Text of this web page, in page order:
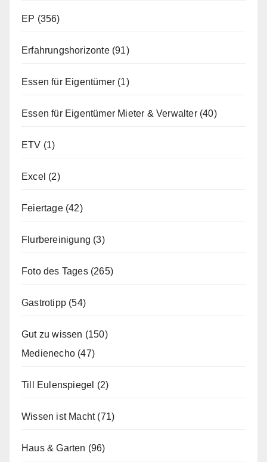
EP (356)
Erfahrungshorizonte(91)
Essen für Eigentümer (1)
Essen für Eigentümer Mieter & Verwalter(40)
ETV (1)
Excel (2)
Feiertage(42)
Flurbereinigung (3)
Foto des Tages(265)
Gastrotipp (54)
Gut zu wissen (150)
Medienecho (47)
Till Eulenspiegel (2)
Wissen ist Macht(71)
Haus & Garten (96)